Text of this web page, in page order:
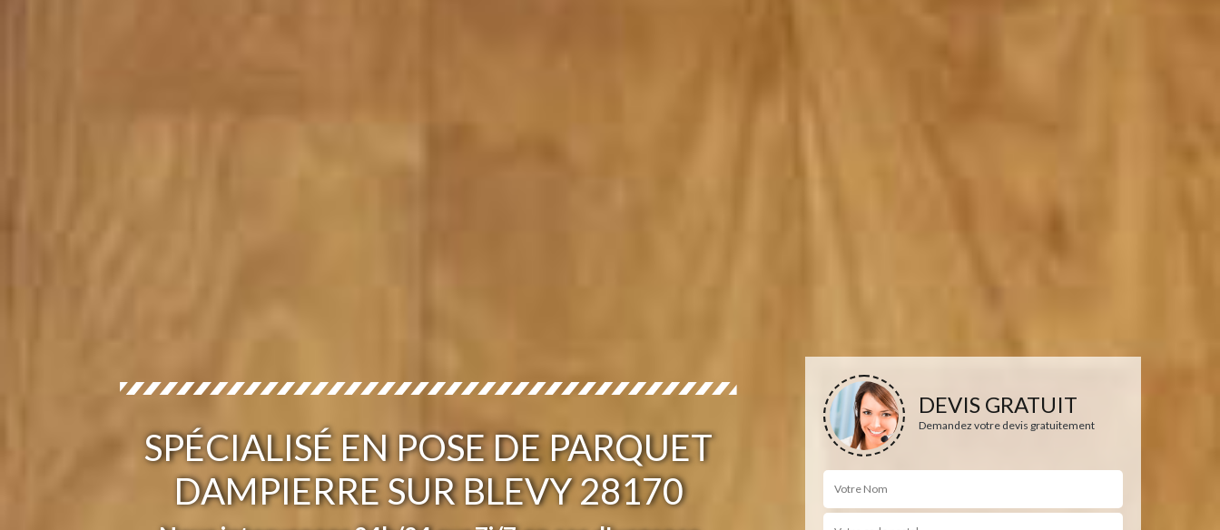
SPÉCIALISÉ EN POSE DE PARQUET
DAMPIERRE SUR BLEVY 28170
DEVIS GRATUIT
Demandez votre devis gratuitement